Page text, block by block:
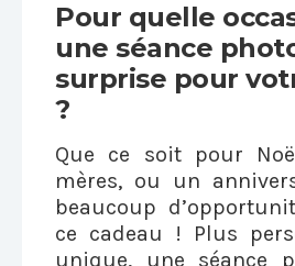
Pour quelle
une séance
surprise pour
?
Que ce soit pour
mères, ou un
beaucoup
ce cadeau ! Plus
unique, une séance